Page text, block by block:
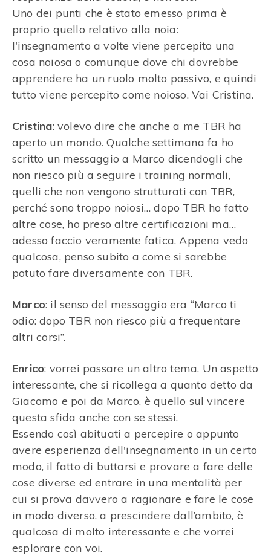
Uno dei punti che è stato emesso prima è
proprio quello relativo alla noia:
l'insegnamento a volte viene percepito una
cosa noiosa o comunque dove chi dovrebbe
apprendere ha un ruolo molto passivo, e quindi
tutto viene percepito come noioso. Vai Cristina.
Cristina: volevo dire che anche a me TBR ha
aperto un mondo. Qualche settimana fa ho
scritto un messaggio a Marco dicendogli che
non riesco più a seguire i training normali,
quelli che non vengono strutturati con TBR,
perché sono troppo noiosi… dopo TBR ho fatto
altre cose, ho preso altre certificazioni ma…
adesso faccio veramente fatica. Appena vedo
qualcosa, penso subito a come si sarebbe
potuto fare diversamente con TBR.
Marco: il senso del messaggio era “Marco ti
odio: dopo TBR non riesco più a frequentare
altri corsi”.
Enrico: vorrei passare un altro tema. Un aspetto
interessante, che si ricollega a quanto detto da
Giacomo e poi da Marco, è quello sul vincere
questa sfida anche con se stessi.
Essendo così abituati a percepire o appunto
avere esperienza dell'insegnamento in un certo
modo, il fatto di buttarsi e provare a fare delle
cose diverse ed entrare in una mentalità per
cui si prova davvero a ragionare e fare le cose
in modo diverso, a prescindere dall’ambito, è
qualcosa di molto interessante e che vorrei
esplorare con voi.